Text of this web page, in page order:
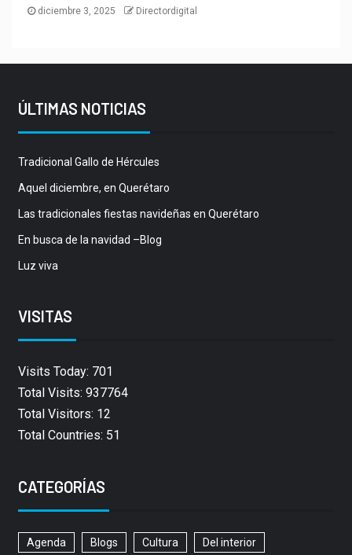
diciembre 3, 2025 Directordigital
ÚLTIMAS NOTICIAS
Tradicional Gallo de Hércules
Aquel diciembre, en Querétaro
Las tradicionales fiestas navideñas en Querétaro
En busca de la navidad –Blog
Luz viva
VISITAS
Visits Today: 701
Total Visits: 937764
Total Visitors: 12
Total Countries: 51
CATEGORÍAS
Agenda Blogs Cultura Del interior